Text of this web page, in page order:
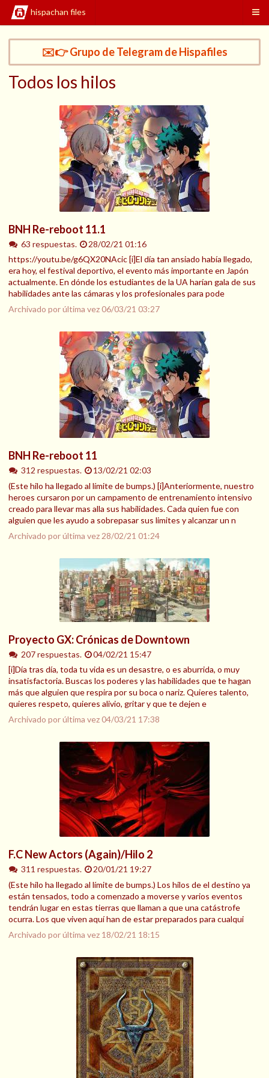
hispachan files
✉️👉 Grupo de Telegram de Hispafiles
Todos los hilos
BNH Re-reboot 11.1
63 respuestas.
28/02/21 01:16
https://youtu.be/g6QX20NAcic [i]El día tan ansiado había llegado,
era hoy, el festival deportivo, el evento más importante en Japón
actualmente. En dónde los estudiantes de la UA harían gala de sus
habilidades ante las cámaras y los profesionales para pode
Archivado por última vez06/03/21 03:27
BNH Re-reboot 11
312 respuestas.
13/02/21 02:03
(Este hilo ha llegado al límite de bumps.) [i]Anteriormente, nuestro
heroes cursaron por un campamento de entrenamiento intensivo
creado para llevar mas alla sus habilidades. Cada quien fue con
alguien que les ayudo a sobrepasar sus limites y alcanzar un n
Archivado por última vez 28/02/21 01:24
Proyecto GX: Crónicas de Downtown
207 respuestas.
04/02/21 15:47
[i]Día tras día, toda tu vida es un desastre, o es aburrida, o muy
insatisfactoria. Buscas los poderes y las habilidades que te hagan
más que alguien que respira por su boca o nariz. Quieres talento,
quieres respeto, quieres alivio, gritar y que te dejen e
Archivado por última vez04/03/21 17:38
F.C New Actors (Again)/Hilo 2
311 respuestas.
20/01/21 19:27
(Este hilo ha llegado al límite de bumps.) Los hilos de el destino ya
están tensados, todo a comenzado a moverse y varios eventos
tendrán lugar en estas tierras que llaman a que una catástrofe
ocurra. Los que viven aquí han de estar preparados para cualqui
Archivado por última vez 18/02/21 18:15